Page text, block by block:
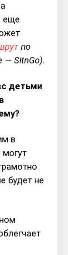
еще
по
— SitnGo).
детьми
в
будет не